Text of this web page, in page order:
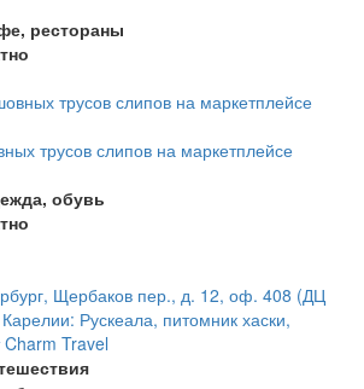
рестораны
трусов слипов на маркетплейсе
обувь
Рускеала, питомник хаски,
Travel